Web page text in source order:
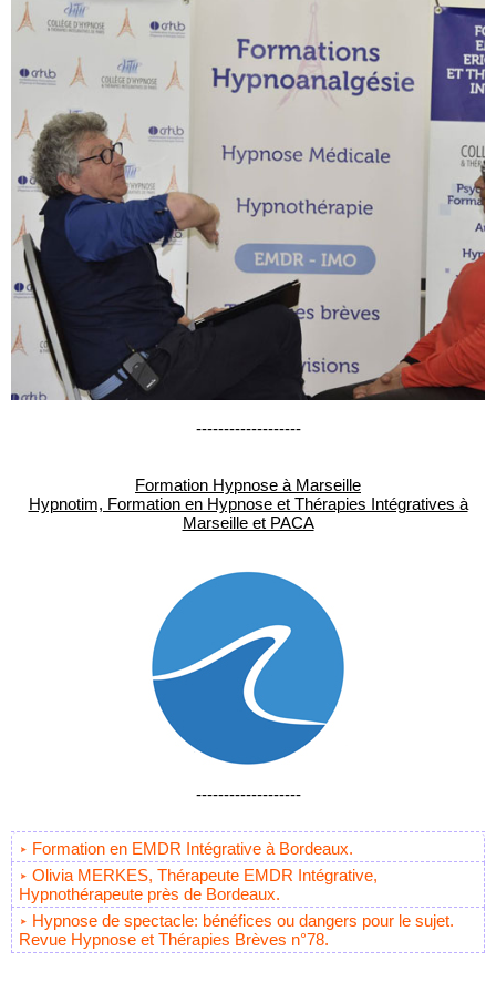
-------------------
Formation Hypnose à Marseille
Hypnotim, Formation en Hypnose et Thérapies Intégratives à
Marseille et PACA
-------------------
Formation en EMDR Intégrative à Bordeaux.
Olivia MERKES, Thérapeute EMDR Intégrative,
Hypnothérapeute près de Bordeaux.
Hypnose de spectacle: bénéfices ou dangers pour le sujet.
Revue Hypnose et Thérapies Brèves n°78.